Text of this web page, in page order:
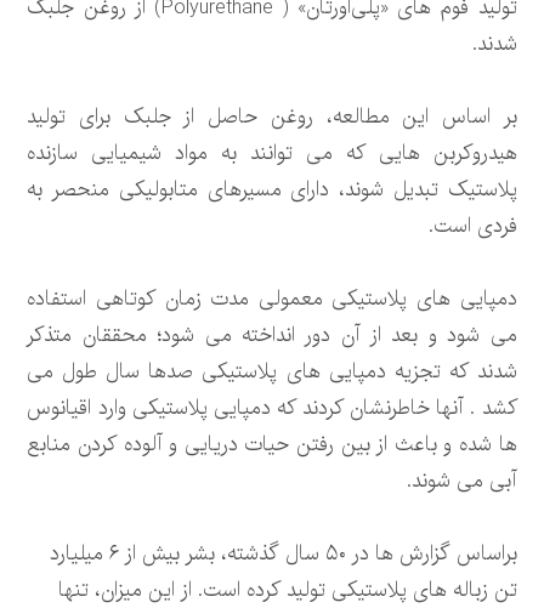
تولید فوم های «پلی‌اورتان» ( Polyurethane) از روغن جلبک
شدند.
بر اساس این مطالعه، روغن حاصل از جلبک برای تولید
هیدروکربن هایی که می توانند به مواد شیمیایی سازنده
پلاستیک تبدیل شوند، دارای مسیرهای متابولیکی منحصر به
فردی است.
دمپایی های پلاستیکی معمولی مدت زمان کوتاهی استفاده
می شود و بعد از آن دور انداخته می شود؛ محققان متذکر
شدند که تجزیه دمپایی های پلاستیکی صدها سال طول می
کشد . آنها خاطرنشان کردند که دمپایی پلاستیکی وارد اقیانوس
ها شده و باعث از بین رفتن حیات دریایی و آلوده کردن منابع
آبی می شوند.
براساس گزارش ها در ۵۰ سال گذشته، بشر بیش از ۶ میلیارد
تن زباله های پلاستیکی تولید کرده است. از این میزان، تنها